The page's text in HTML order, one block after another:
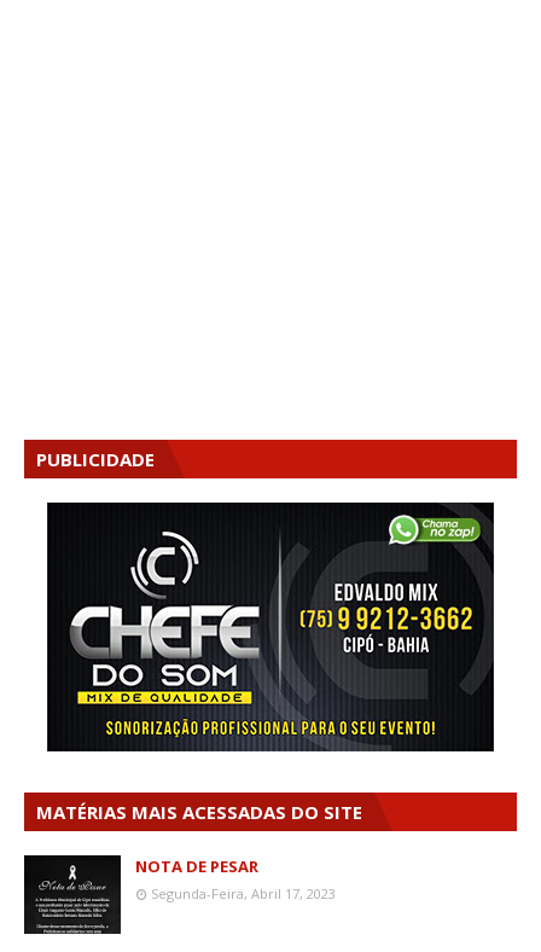
PUBLICIDADE
MATÉRIAS MAIS ACESSADAS DO SITE
NOTA DE PESAR
Segunda-Feira, Abril 17, 2023